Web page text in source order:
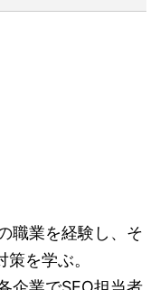
職業を経験し、そ
を学ぶ。